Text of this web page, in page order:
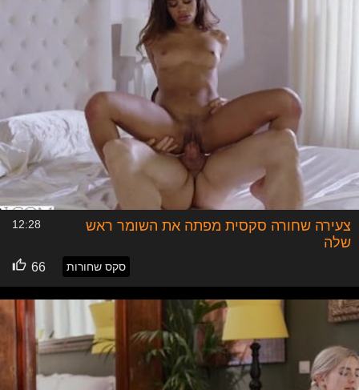
תחום נוסף, שתפס תאוצה מטאורית כתוצאה מההצלחה של
האינטרנט, הוא תחום ההיכירויות, שהפך לנגיש, זול ודיסקרטי
יותר בזכות האינטרנט. אתרי הכרויות, ישנם אינסוף, והם קיימים
בכל העולם, הדרישה לזוגיות ומערכת יחסים, היא הרבה יותר
גדולה ממה שאי פעם תיארו בשנות ה90, ולכן כאשר האינטרנט
וגישה מהירה למידע התפתחו עם השנים, כך גם קרה לאתרי
הכרויות ופלטפורמות הכרויות אינטרנטיות שונות. תחום אתרי
ופלטפורמות ההכרויות, הוא מגוון ומלא בסגנונות שונים. חלק
ניכר מאתרי ההכרויות, הם אתרים המציעים הכרויות בעלי אופי
מיני מובהק והנושא שלהם נע סביב הסקס והמיניות.
כאשר משלבים את כל אלו, ניתן להבין את התפתחותו וגדילתו
של הצאט סקס. צאט סקס, הוא פיצ'ר ש
אתרי פורנו
ואתרי
הכרויות סקס משתמשים בו, בשביל לתת מענה הכרות מהיר,
היא פלטפורמה אשר נועדה לחבר במהירות, דיסקרטיות ויעילות
שתי אנשים אשר רוצים לקיים מפגש מיני ללא מחויבות רגשית
כלשהי, או לחילופין, זהו פיצ'ר אשר נותן מענה אנושי שמפעיל
צאט סקס באתרי הכרויות סקס, היא פלטפורמה מהירה
שמחברת שתי אנשים זרים באופן דיסקרטי. היעילות של הפיצ'ר
הזה היא גם הביטחון שמשרה הצ'אט (השיחה נעשית בכתב
והמשתתפים אינם שומעים או רואים אחד את השניה, מה שמקל
על פתיחות בשיחה) וגם המהירות והיעילות שלו, שמונעות בזבוז
זמן וטרחנות יתרה ברשת. בגלל הדיסקרטיות וחוסר המחויבות,
צעירה שחורה סקסית מפתה את השומר ראש
שלה
12:28
סקס שחורות 66